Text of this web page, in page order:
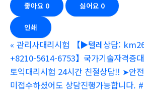
좋아요 0 싫어요 0
인쇄
« 관리사대리시험 【▶텔레상담:
+8210-5614-6753】국가기술자격증
토익대리시험 24시간 친절상담!! ➤안
미접수하셨어도 상담진행가능합니다.